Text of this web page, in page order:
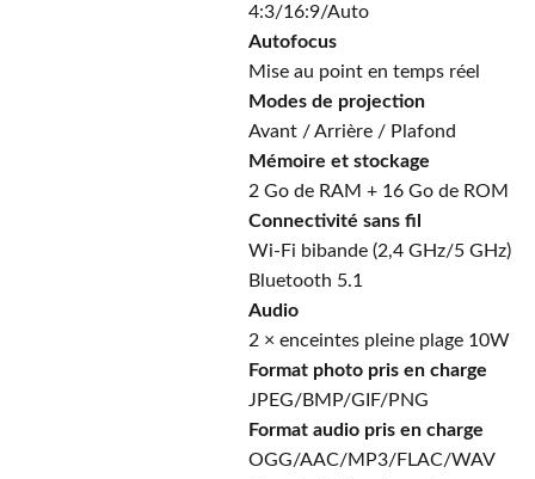
4:3/16:9/Auto
Autofocus
Mise au point en temps réel
Modes de projection
Avant / Arrière / Plafond
Mémoire et stockage
2 Go de RAM + 16 Go de ROM
Connectivité sans fil
Wi-Fi bibande (2,4 GHz/5 GHz)
Bluetooth 5.1
Audio
2 × enceintes pleine plage 10W
Format photo pris en charge
JPEG/BMP/GIF/PNG
Format audio pris en charge
OGG/AAC/MP3/FLAC/WAV